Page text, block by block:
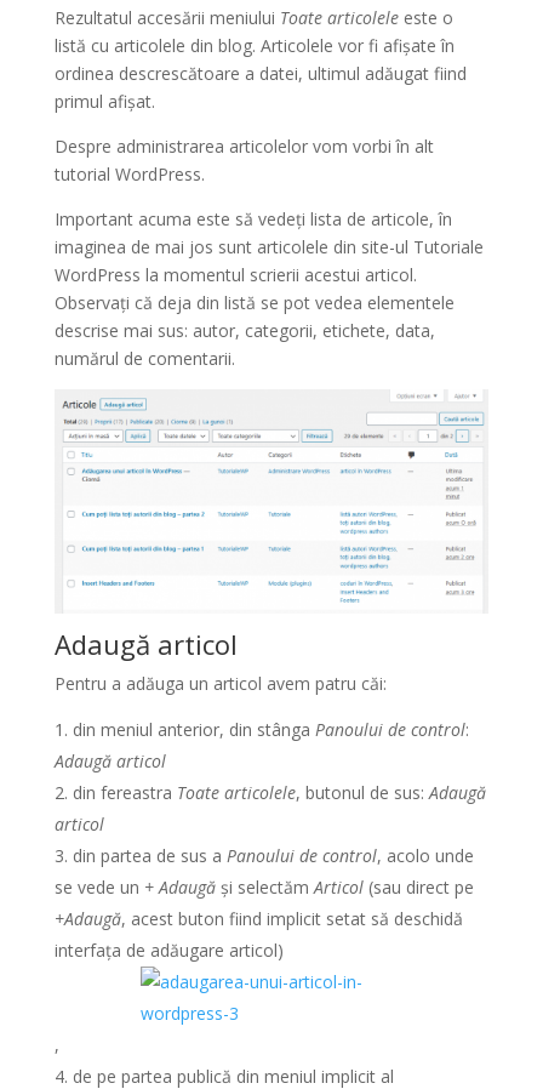
Rezultatul accesării meniului Toate articoleleeste o
listă cu articolele din blog. Articolele vor fi afișate în
ordinea descrescătoare a datei, ultimul adăugat fiind
primul afișat.
Despre administrarea articolelor vom vorbi în alt
tutorial WordPress.
Important acuma este să vedeți lista de articole, în
imaginea de mai jos sunt articolele din site-ul Tutoriale
WordPress la momentul scrierii acestui articol.
Observați că deja din listă se pot vedea elementele
descrise mai sus: autor, categorii, etichete, data,
numărul de comentarii.
Adaugă articol
Pentru a adăuga un articol avem patru căi:
din meniul anterior, din stânga Panoului de control:
Adaugă articol
din fereastra Toate articolele, butonul de sus:Adaugă
articol
din partea de sus a Panoului de control, acolo unde
se vede un + Adaugăși selectămArticol(sau direct pe
+Adaugă, acest buton fiind implicit setat să deschidă
interfața de adăugare articol)
,
de pe partea publică din meniul implicit al